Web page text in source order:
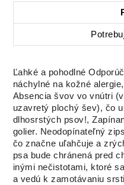
Ľahké a pohodlné
náchylné na kožné
Absencia švov vo vnútri
uzavretý plochý šev), čo
dlhosrstých psov!,
golier. Neodopínateľný
čo značne uľahčuje a
psa bude chránená pred
inými nečistotami, ktoré
a vedú k zamotávaniu